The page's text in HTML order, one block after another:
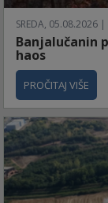
SREDA, 05.08.2026
Banjalučanin
haos
PROČITAJ VIŠE